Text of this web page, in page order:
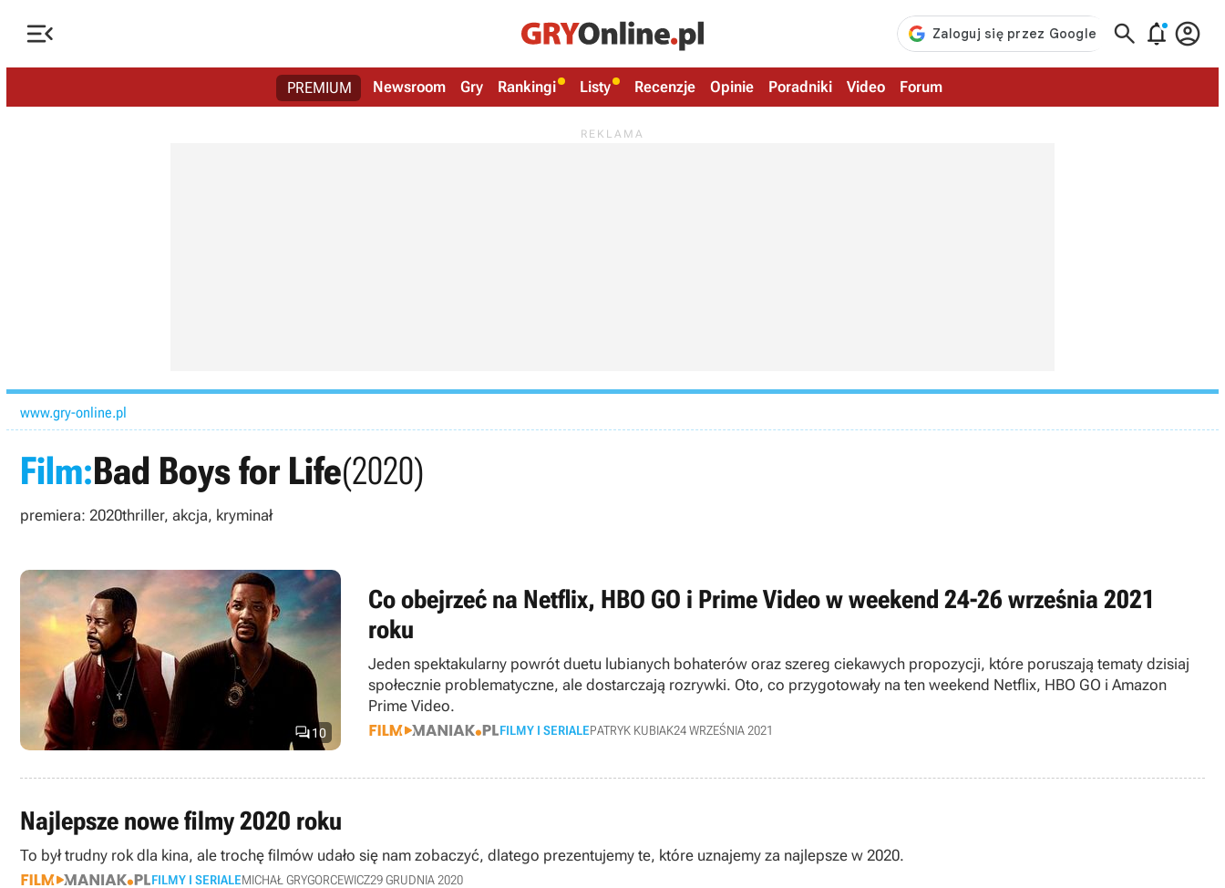
   
PREMIUM Newsroom Gry Rankingi Listy Recenzje Opinie Poradniki Video Forum
www.gry-online.pl
Film:Bad Boys for Life(2020)
premiera: 2020thriller, akcja, kryminał
10
Co obejrzeć na Netflix, HBO GO i Prime Video w weekend 24-26 września 2021
roku
Jeden spektakularny powrót duetu lubianych bohaterów oraz szereg ciekawych propozycji, które poruszają tematy dzisiaj
społecznie problematyczne, ale dostarczają rozrywki. Oto, co przygotowały na ten weekend Netflix, HBO GO i Amazon
Prime Video.
FILMY I SERIALEPATRYK KUBIAK24 WRZEŚNIA 2021
Najlepsze nowe filmy 2020 roku
To był trudny rok dla kina, ale trochę filmów udało się nam zobaczyć, dlatego prezentujemy te, które uznajemy za najlepsze w 2020.
FILMY I SERIALEMICHAŁ GRYGORCEWICZ29 GRUDNIA 2020